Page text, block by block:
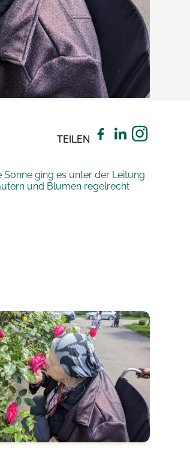
TEILEN
ging es unter der Leitung
und Blumen regelrecht